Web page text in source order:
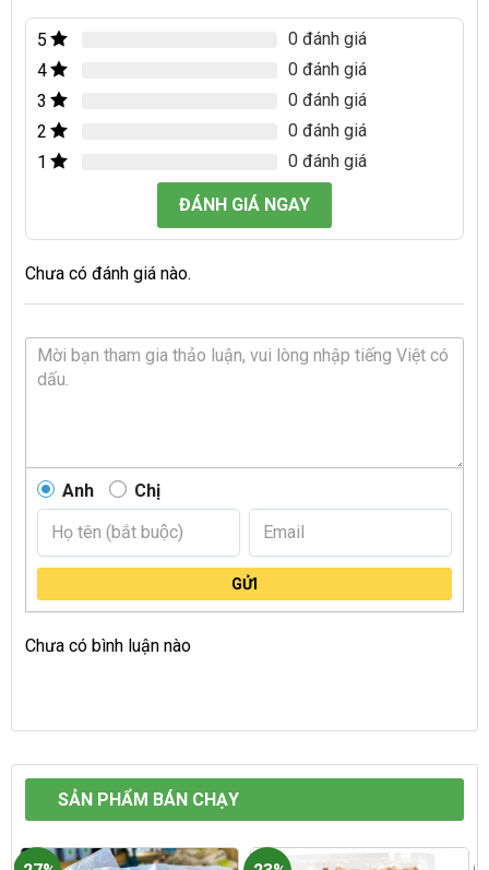
5
0 đánh giá
4
0 đánh giá
3
0 đánh giá
2
0 đánh giá
1
0 đánh giá
ĐÁNH GIÁ NGAY
Chưa có đánh giá nào.
Anh Chị
GỬI
Chưa có bình luận nào
SẢN PHẨM BÁN CHẠY